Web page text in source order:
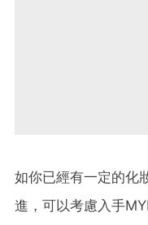
如你已經有一定的化
進，可以考慮入手